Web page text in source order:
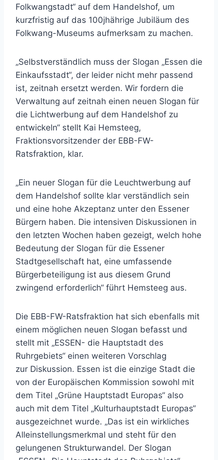
Folkwangstadt“ auf dem Handelshof, um
kurzfristig auf das 100jhährige Jubiläum des
Folkwang-Museums aufmerksam zu machen.
„Selbstverständlich muss der Slogan „Essen die
Einkaufsstadt“, der leider nicht mehr passend
ist, zeitnah ersetzt werden. Wir fordern die
Verwaltung auf zeitnah einen neuen Slogan für
die Lichtwerbung auf dem Handelshof zu
entwickeln“ stellt Kai Hemsteeg,
Fraktionsvorsitzender der EBB-FW-
Ratsfraktion, klar.
„Ein neuer Slogan für die Leuchtwerbung auf
dem Handelshof sollte klar verständlich sein
und eine hohe Akzeptanz unter den Essener
Bürgern haben. Die intensiven Diskussionen in
den letzten Wochen haben gezeigt, welch hohe
Bedeutung der Slogan für die Essener
Stadtgesellschaft hat, eine umfassende
Bürgerbeteiligung ist aus diesem Grund
zwingend erforderlich“ führt Hemsteeg aus.
Die EBB-FW-Ratsfraktion hat sich ebenfalls mit
einem möglichen neuen Slogan befasst und
stellt mit „ESSEN- die Hauptstadt des
Ruhrgebiets“ einen weiteren Vorschlag
zur Diskussion. Essen ist die einzige Stadt die
von der Europäischen Kommission sowohl mit
dem Titel „Grüne Hauptstadt Europas“ also
auch mit dem Titel „Kulturhauptstadt Europas“
ausgezeichnet wurde. „Das ist ein wirkliches
Alleinstellungsmerkmal und steht für den
gelungenen Strukturwandel. Der Slogan